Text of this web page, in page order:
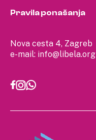
Nova cesta 4, Zagreb
e-mail: info@libela.org
Pravila ponašanja